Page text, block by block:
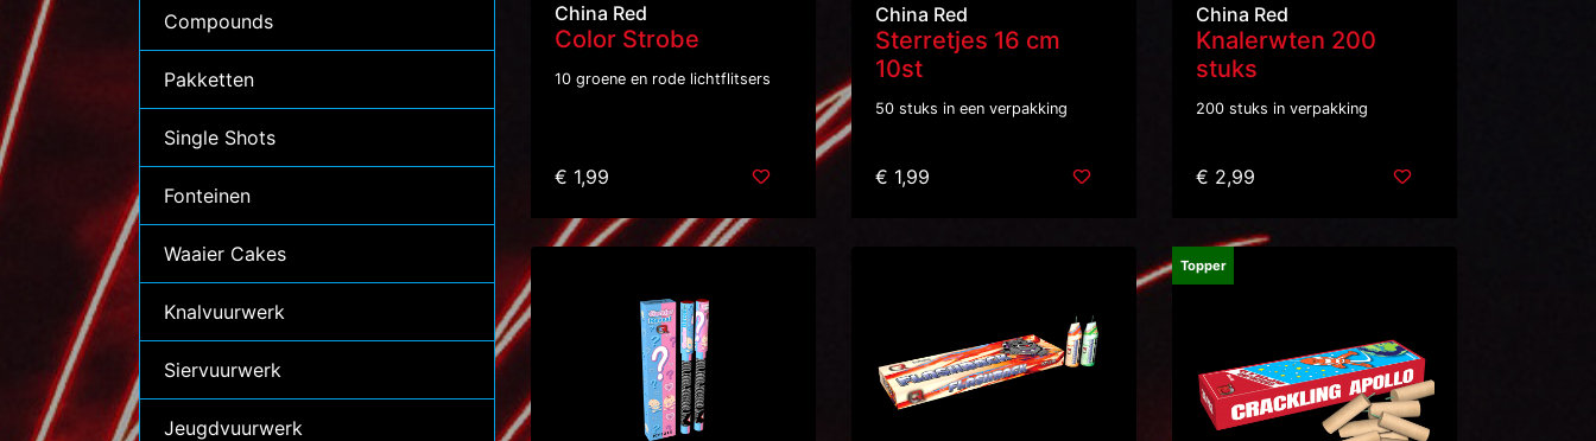
Compounds
Pakketten
Single Shots
Fonteinen
Waaier Cakes
Knalvuurwerk
Siervuurwerk
Jeugdvuurwerk
China Red
Color Strobe
10 groene en rode lichtflitsers
€ 1,99
China Red
Sterretjes 16 cm
10st
50 stuks in een verpakking
€ 1,99
China Red
Knalerwten 200
stuks
200 stuks in verpakking
€ 2,99
Topper